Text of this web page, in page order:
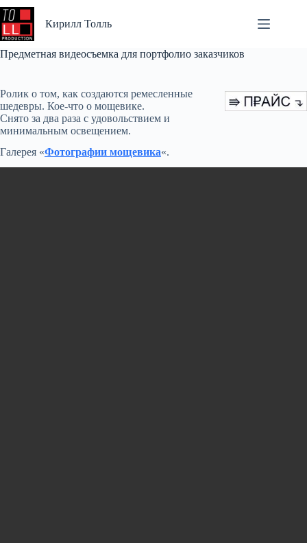
Перейти
к
Кирилл Толль
Предметная видеосъемка для портфолио заказчиков
Ролик о том, как создаются ремесленные
шедевры. Кое-что о мощевике.
Снято за два раза с удовольствием и
минимальным освещением.
Галерея «Фотографии мощевика«.